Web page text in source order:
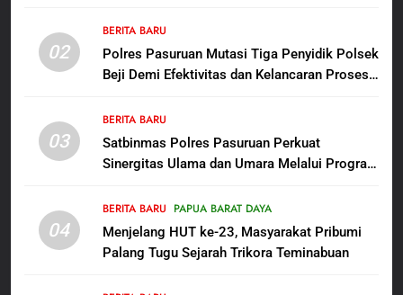
02
BERITA BARU
Polres Pasuruan Mutasi Tiga Penyidik Polsek
Beji Demi Efektivitas dan Kelancaran Proses
03
BERITA BARU
Satbinmas Polres Pasuruan Perkuat
Sinergitas Ulama dan Umara Melalui Program
04
BERITA BARU PAPUA BARAT DAYA
Menjelang HUT ke-23, Masyarakat Pribumi
bagi Mama-Mama dan Anak-
Anak Kampung Sesor
BERITA BARU
Raya: Proses Seleksi Sekda
Kabupaten Sorong Tidak Sah
dan Melanggar Aturan
BERITA BARU KABUPATEN SORONG
Polres Pasuruan Beri Klarifikasi
Meninggalnya Korban Diduga
Usut Tuntas dan Transparan